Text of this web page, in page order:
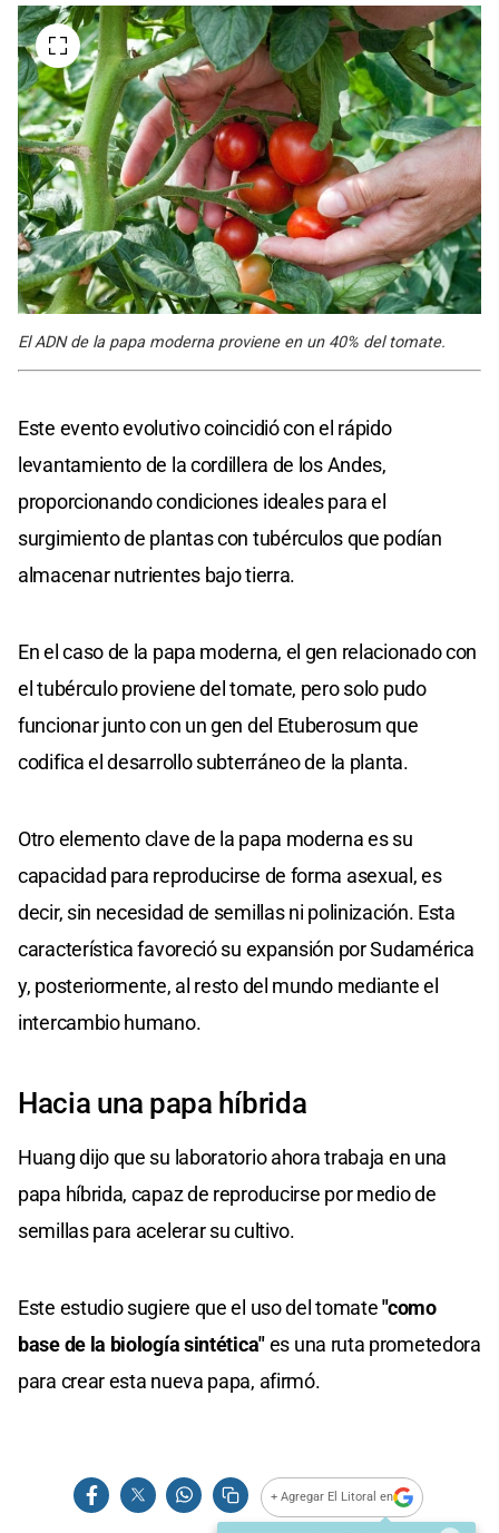
El ADN de la papa moderna proviene en un 40% del tomate.
Este evento evolutivo coincidió con el rápido
levantamiento de la cordillera de los Andes,
proporcionando condiciones ideales para el
surgimiento de plantas con tubérculos que podían
almacenar nutrientes bajo tierra.
En el caso de la papa moderna, el gen relacionado con
el tubérculo proviene del tomate, pero solo pudo
funcionar junto con un gen del Etuberosum que
codifica el desarrollo subterráneo de la planta.
Otro elemento clave de la papa moderna es su
capacidad para reproducirse de forma asexual, es
decir, sin necesidad de semillas ni polinización. Esta
característica favoreció su expansión por Sudamérica
y, posteriormente, al resto del mundo mediante el
intercambio humano.
Hacia una papa híbrida
Huang dijo que su laboratorio ahora trabaja en una
papa híbrida, capaz de reproducirse por medio de
semillas para acelerar su cultivo.
Este estudio sugiere que el uso del tomate"como
base de la biología sintética"es una ruta prometedora
para crear esta nueva papa, afirmó.
+ Agregar El Litoral en